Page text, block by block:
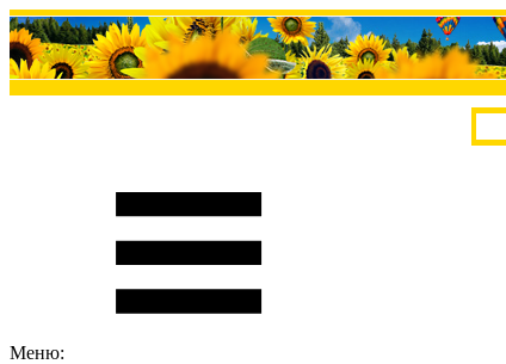
Меню: